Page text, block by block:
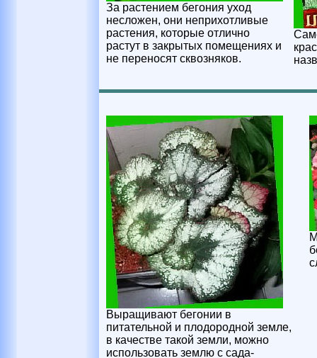
За растением бегония уход
несложен, они неприхотливые
растения, которые отлично
растут в закрытых помещениях и
не переносят сквозняков.
Выращивают бегонии в
питательной и плодородной земле,
в качестве такой земли, можно
использовать землю с сада-